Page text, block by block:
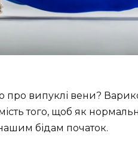
про випуклі вени?
того, щоб як
бідам початок.